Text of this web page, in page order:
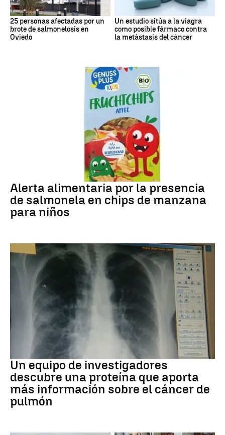
25 personas afectadas por un
brote de salmonelosis en
Oviedo
Un estudio sitúa a la viagra
como posible fármaco contra
la metástasis del cáncer
Alerta alimentaria por la presencia
de salmonela en chips de manzana
para niños
Cáncer de pulmón
Un equipo de investigadores
descubre una proteína que aporta
más información sobre el cáncer de
pulmón